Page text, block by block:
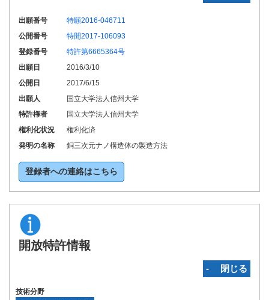
出願番号
特願2016-046711
公開番号
特開2017-106093
登録番号
特許第6665364号
出願日
2016/3/10
公開日
2017/6/15
出願人
国立大学法人信州大学
特許権者
国立大学法人信州大学
権利化状況
権利化済
発明の名称
銅三次元ナノ構造体の製造方法
登録者への連絡はこちら
開放特許情報
‐ 閉じる
技術分野